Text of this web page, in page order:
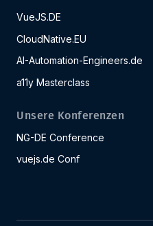
VueJS.DE
CloudNative.EU
AI-Automation-Engineers.de
a11y Masterclass
Unsere Konferenzen
NG-DE Conference
vuejs.de Conf